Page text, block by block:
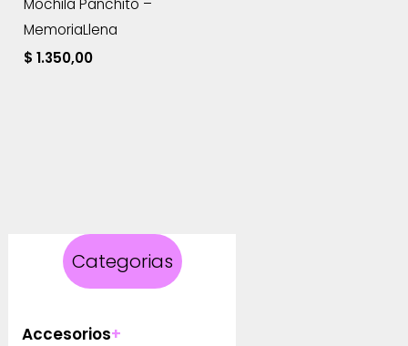
Categorias
Accesorios+
Mochila Panchito –
MemoriaLlena
$ 1.350,00